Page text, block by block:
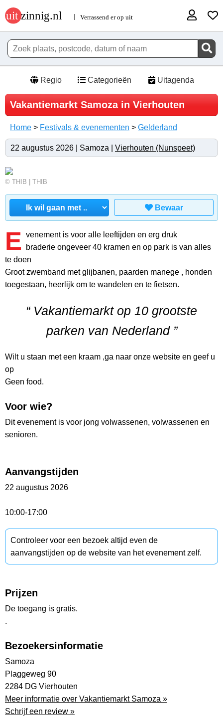
Regio Categorieën Uitagenda
Vakantiemarkt Samoza in Vierhouten
Home > Festivals & evenementen > Gelderland
22 augustus 2026 | Samoza | Vierhouten (Nunspeet)
© THIB | THIB
Bewaar
E venement is voor alle leeftijden en erg druk
braderie ongeveer 40 kramen en op park is van alles
te doen
Groot zwemband met glijbanen, paarden manege , honden
toegestaan, heerlijk om te wandelen en te fietsen.
“ Vakantiemarkt op 10 grootste
parken van Nederland ”
Wilt u staan met een kraam ,ga naar onze website en geef u
op
Geen food.
Voor wie?
Dit evenement is voor jong volwassenen, volwassenen en
senioren.
Aanvangstijden
22 augustus 2026
10:00-17:00
Controleer voor een bezoek altijd even de
aanvangstijden op de website van het evenement zelf.
Prijzen
De toegang is gratis.
.
Bezoekersinformatie
Samoza
Plaggeweg 90
2284 DG Vierhouten
Meer informatie over Vakantiemarkt Samoza »
Schrijf een review »